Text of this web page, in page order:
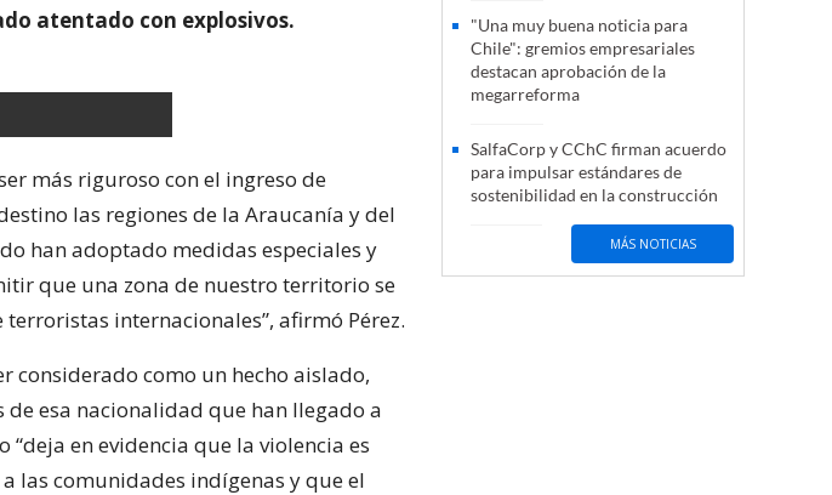
atentado con explosivos.
más riguroso con el ingreso de
las regiones de la Araucanía y del
han adoptado medidas especiales y
que una zona de nuestro territorio se
internacionales”, afirmó Pérez.
considerado como un hecho aislado,
esa nacionalidad que han llegado a
en evidencia que la violencia es
las comunidades indígenas y que el
"Una muy buena noticia para
Chile": gremios empresariales
destacan aprobación de la
megarreforma
SalfaCorp y CChC firman acuerdo
para impulsar estándares de
sostenibilidad en la construcción
MÁS NOTICIAS